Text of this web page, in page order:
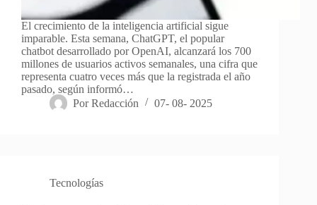
El crecimiento de la inteligencia artificial sigue
imparable. Esta semana, ChatGPT, el popular
chatbot desarrollado por OpenAI, alcanzará los 700
millones de usuarios activos semanales, una cifra que
representa cuatro veces más que la registrada el año
pasado, según informó…
Por Redacción 07- 08- 2025
Tecnologías